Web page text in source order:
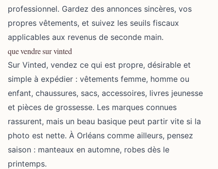
professionnel. Gardez des annonces sincères, vos
propres vêtements, et suivez les seuils fiscaux
applicables aux revenus de seconde main.
que vendre sur vinted
Sur Vinted, vendez ce qui est propre, désirable et
simple à expédier : vêtements femme, homme ou
enfant, chaussures, sacs, accessoires, livres jeunesse
et pièces de grossesse. Les marques connues
rassurent, mais un beau basique peut partir vite si la
photo est nette. À Orléans comme ailleurs, pensez
saison : manteaux en automne, robes dès le
printemps.